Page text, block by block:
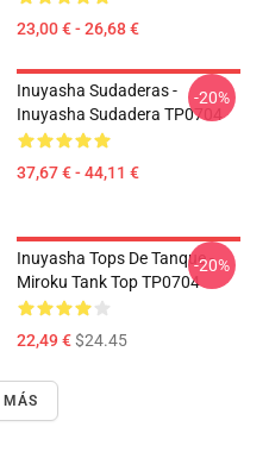
23,00 € - 26,68 €
Inuyasha Sudaderas -
Inuyasha Sudadera TP0704
37,67 € - 44,11 €
-20%
Inuyasha Tops De Tanque -
Miroku Tank Top TP0704
22,49 €$24.45
-20%
MÁS